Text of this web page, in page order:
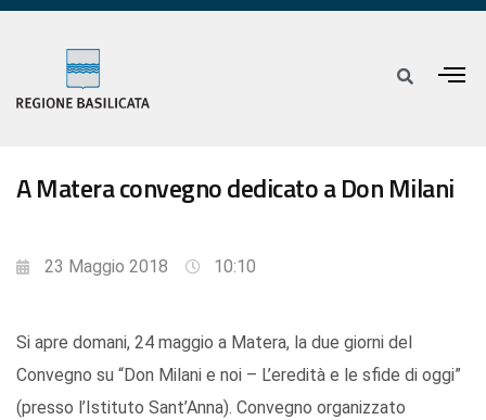
A Matera convegno dedicato a Don Milani
23 Maggio 2018 10:10
Si apre domani, 24 maggio a Matera, la due giorni del
Convegno su “Don Milani e noi – L’eredità e le sfide di oggi”
(presso l’Istituto Sant’Anna). Convegno organizzato